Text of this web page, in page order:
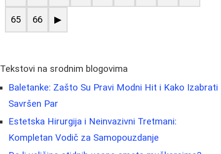
65 66 ▶
Tekstovi na srodnim blogovima
Baletanke: Zašto Su Pravi Modni Hit i Kako Izabrati
Savršen Par
Estetska Hirurgija i Neinvazivni Tretmani:
Kompletan Vodič za Samopouzdanje